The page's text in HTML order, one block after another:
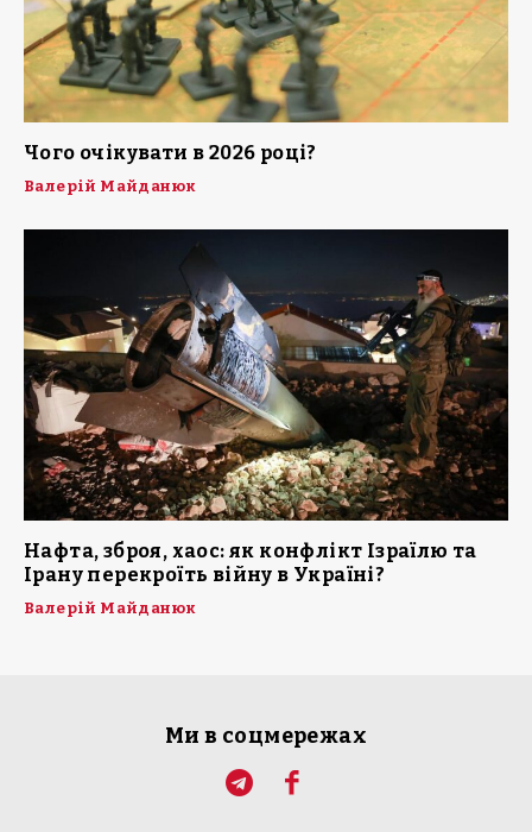
Чого очікувати в 2026 році?
Валерій Майданюк
Нафта, зброя, хаос: як конфлікт Ізраїлю та
Ірану перекроїть війну в Україні?
Валерій Майданюк
Ми в соцмережах